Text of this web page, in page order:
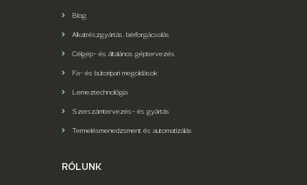
Blog
Alkatrészgyártás, bérforgácsolás
Célgép- és általános géptervezés
Fa- és bútoripari megoldások
Lemeztechnológia
Szerszámtervezés- és gyártás
Termelésmenedzsment és automatizálás
RÓLUNK